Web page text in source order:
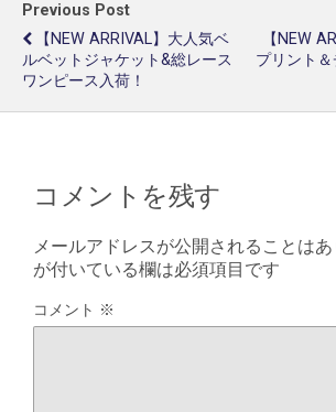
Previous Post
【NEW ARRIVAL】大人気ベ
ルベットジャケット&総レース
ワンピース入荷！
【NEW
プリント
コメントを残す
メールアドレスが公開されることはあ
が付いている欄は必須項目です
コメント ※